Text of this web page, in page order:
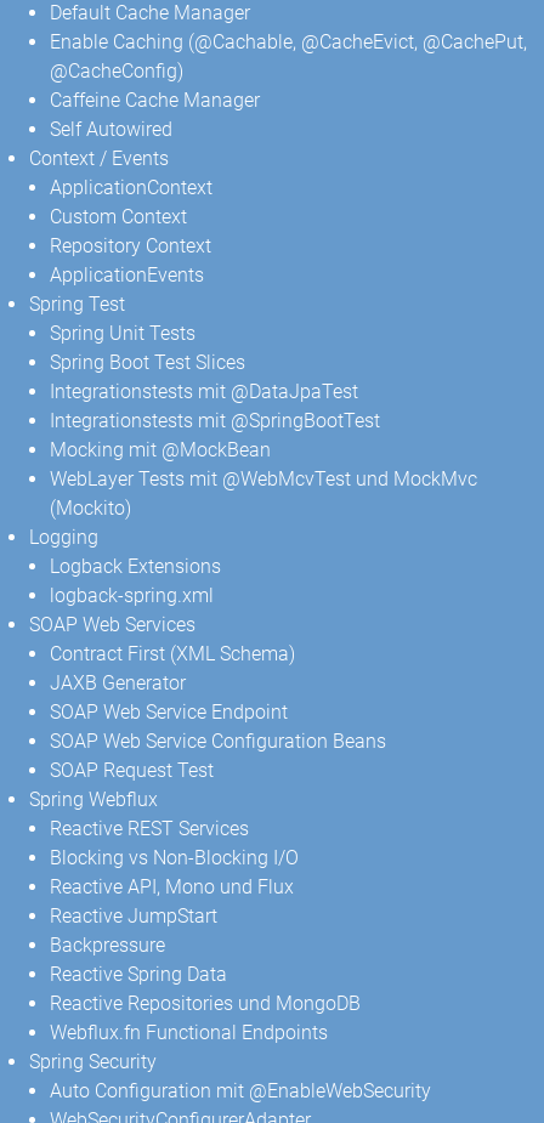
Default Cache Manager
Enable Caching (@Cachable, @CacheEvict, @CachePut,
@CacheConfig)
Caffeine Cache Manager
Self Autowired
Context / Events
ApplicationContext
Custom Context
Repository Context
ApplicationEvents
Spring Test
Spring Unit Tests
Spring Boot Test Slices
Integrationstests mit @DataJpaTest
Integrationstests mit @SpringBootTest
Mocking mit @MockBean
WebLayer Tests mit @WebMcvTest und MockMvc
(Mockito)
Logging
Logback Extensions
logback-spring.xml
SOAP Web Services
Contract First (XML Schema)
JAXB Generator
SOAP Web Service Endpoint
SOAP Web Service Configuration Beans
SOAP Request Test
Spring Webflux
Reactive REST Services
Blocking vs Non-Blocking I/O
Reactive API, Mono und Flux
Reactive JumpStart
Backpressure
Reactive Spring Data
Reactive Repositories und MongoDB
Webflux.fn Functional Endpoints
Spring Security
Auto Configuration mit @EnableWebSecurity